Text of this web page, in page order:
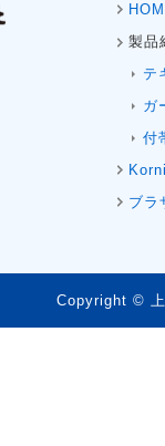
製品
テ
ガ
付
ブラ
Copyright ©